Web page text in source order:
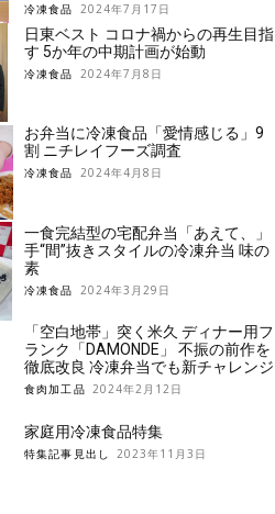
冷凍食品 2024年7月17日
日東ベスト コロナ禍からの再生目指
す 5か年の中期計画が始動
冷凍食品 2024年7月8日
お弁当に冷凍食品「愛情感じる」9
割 ニチレイフーズ調査
冷凍食品 2024年4月8日
一食完結型の宅配弁当「あえて、」
手“間”抜きスタイルの冷凍弁当 味の
素
冷凍食品 2024年3月29日
「空白地帯」突く米久 ディナー用フ
ランク「DAMONDE」 不振の前作を
徹底改良 冷凍弁当でも新チャレンジ
食肉加工品 2024年2月12日
家庭用冷凍食品特集
特集記事見出し 2023年11月3日